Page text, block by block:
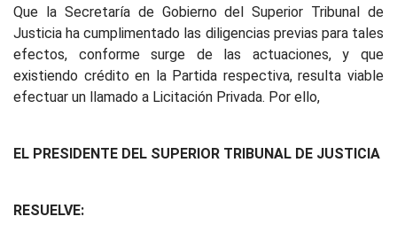
Que la Secretaría de Gobierno del Superior Tribunal de
Justicia ha cumplimentado las diligencias previas para tales
efectos, conforme surge de las actuaciones, y que
existiendo crédito en la Partida respectiva, resulta viable
efectuar un llamado a Licitación Privada. Por ello,
EL PRESIDENTE DEL SUPERIOR TRIBUNAL DE JUSTICIA
RESUELVE: